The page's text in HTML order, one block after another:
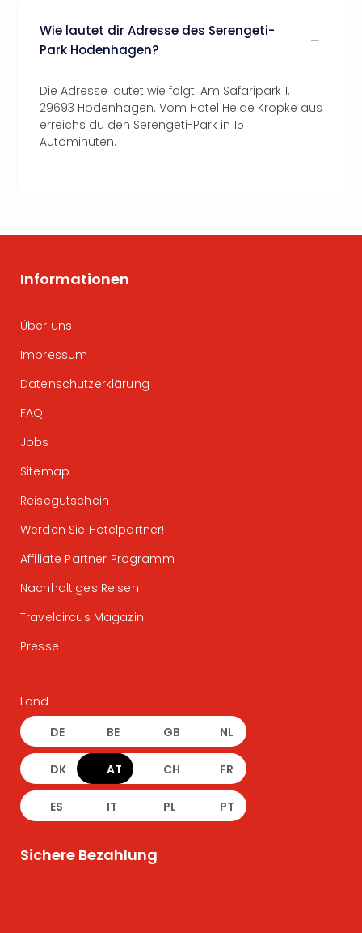
Wie lautet dir Adresse des Serengeti-
Park Hodenhagen?
Die Adresse lautet wie folgt: Am Safaripark 1,
29693 Hodenhagen. Vom Hotel Heide Kröpke aus
erreichs du den Serengeti-Park in 15
Autominuten.
Informationen
Über uns
Impressum
Datenschutzerklärung
FAQ
Jobs
Sitemap
Reisegutschein
Werden Sie Hotelpartner!
Affiliate Partner Programm
Nachhaltiges Reisen
Travelcircus Magazin
Presse
Land
DE BE GB NL
DK AT CH FR
ES IT PL PT
Sichere Bezahlung